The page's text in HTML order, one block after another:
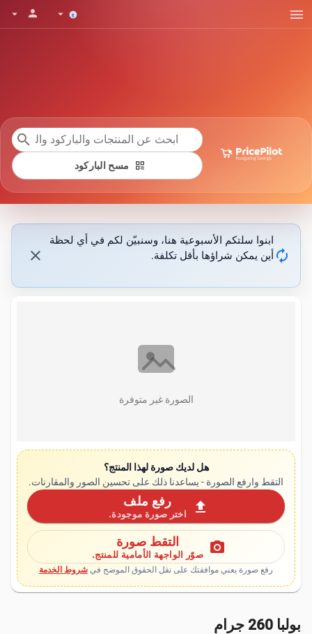
menu
arrow_drop_down
person
arrow_drop_down
search
qr_code مسح الباركود
autorenew
ابنوا سلتكم الأسبوعية هنا، وسنبيّن لكم في أي لحظة
أين يمكن شراؤها بأقل تكلفة.
close
الصورة غير متوفرة
هل لديك صورة لهذا المنتج؟
التقط وارفع الصورة - يساعدنا ذلك على تحسين الصور والمقارنات.
upload رفع ملف
اختر صورة موجودة.
photo_camera التقط صورة
صوّر الواجهة الأمامية للمنتج.
رفع صورة يعني موافقتك على نقل الحقوق الموضح في شروط الخدمة
بولبا 260 جرام